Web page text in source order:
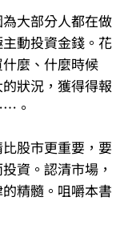
大部分人都在做
動投資金錢。花
麼、什麼時候
狀況，獲得得報
。
股市更重要，要
資。認清市場，
精髓。咀嚼本書